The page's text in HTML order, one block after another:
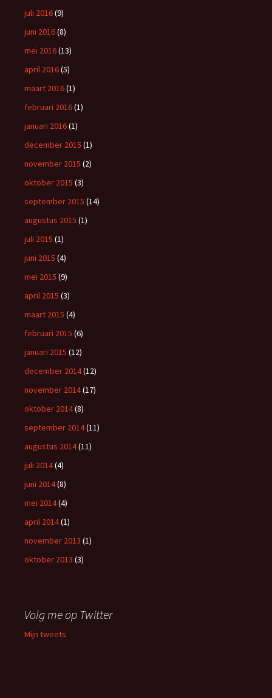
juli 2016(9)
juni 2016(8)
mei 2016(13)
april 2016(5)
maart 2016(1)
februari 2016(1)
januari 2016(1)
december 2015 (1)
november 2015 (2)
oktober 2015 (3)
september 2015 (14)
augustus 2015 (1)
juli 2015 (1)
juni 2015 (4)
mei 2015 (9)
april 2015 (3)
maart 2015 (4)
februari 2015 (6)
januari 2015 (12)
december 2014(12)
november 2014(17)
oktober 2014(8)
september 2014(11)
augustus 2014(11)
juli 2014(4)
juni 2014(8)
mei 2014(4)
april 2014(1)
november 2013 (1)
oktober 2013 (3)
Volg me op Twitter
Mijn tweets